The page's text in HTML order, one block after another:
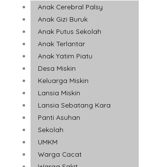
Anak Cerebral Palsy
Anak Gizi Buruk
Anak Putus Sekolah
Anak Terlantar
Anak Yatim Piatu
Desa Miskin
Keluarga Miskin
Lansia Miskin
Lansia Sebatang Kara
Panti Asuhan
Sekolah
UMKM
Warga Cacat